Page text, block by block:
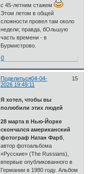
с 45-летним стажем
Этом летом в общей
сложности провел там около
недели; правда, бОльшую
часть времени - в
Бурмистрово.
0
Поделиться 15
04-04-
2026 19:49:11
Я хотел, чтобы вы
полюбили этих людей
28 марта в Нью-Йорке
скончался американский
фотограф Натан Фарб
автор фотоальбома
«Русские» (The Russians),
впервые опубликованного в
Германии в 1980 году. Альбом